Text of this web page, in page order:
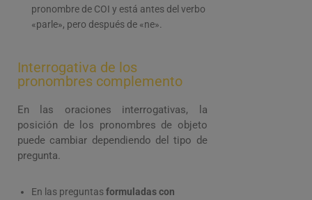
pronombre de COI y está antes del verbo
«parle», pero después de «ne».
Interrogativa de los
pronombres complemento
En las oraciones interrogativas, la
posición de los pronombres de objeto
puede cambiar dependiendo del tipo de
pregunta.
En las preguntasformuladas con